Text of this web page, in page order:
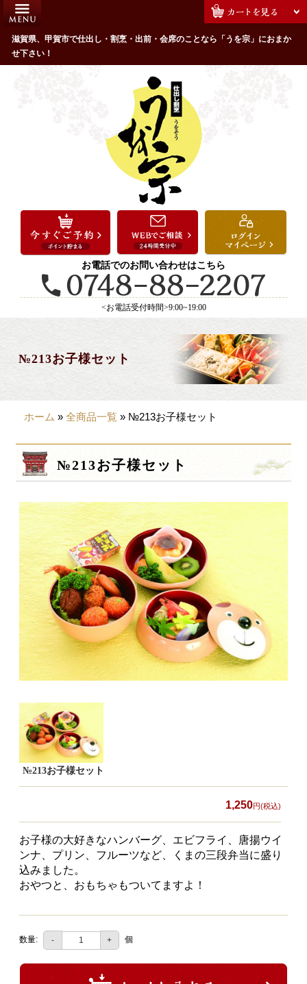
滋賀県、甲賀市で仕出し・割烹・出前・会席のことなら「うを宗」におまか
せ下さい！
お電話でのお問い合わせはこちら
<お電話受付時間>9:00~19:00
№213お子様セット
HOME
うを宗のこだわり
配達エリア・注文方法
お祝い・ハレの日
法事・法要
接待・おもてなし
会議・セミナー弁当
製薬会社様向け
観光・行楽
価格から選ぶ
~999円
1,000~1,999円
2,000~2,999円
3,000~3999円
4,000~7999円
8,000円~
食材から選ぶ
お肉メイン弁当
お野菜メイン弁当
旬の食材弁当
種類から選ぶ
四得オードブル
寿司・会席膳
高級弁当
お食い初め・お子様膳
無料貸し出し
ホーム »全商品一覧 » №213お子様セット
№213お子様セット
№213お子様セット
1,250円(税込)
お子様の大好きなハンバーグ、エビフライ、唐揚ウイ
ンナ、プリン、フルーツなど、くまの三段弁当に盛り
込みました。
おやつと、おもちゃもついてますよ！
数量: - + 個